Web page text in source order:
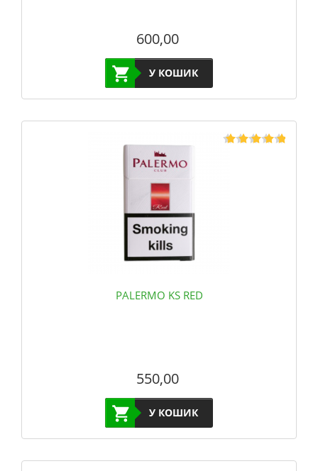
600,00
У КОШИК
PALERMO KS RED
550,00
У КОШИК